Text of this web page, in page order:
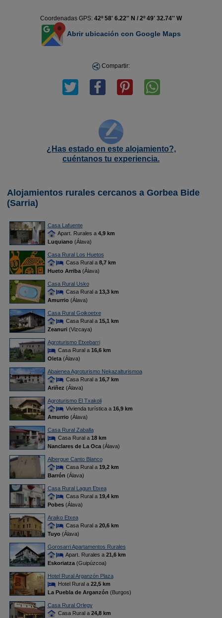
Coordenadas GPS: 42º 58' 6.22'' N / 2º 49' 32.74'' W
Abrir ubicación con Google Maps
Compartir:
¿Has estado en este alojamiento?,
cuéntanos tu experiencia.
Alojamientos rurales cercanos a Gorbea Bide
(Sarria)
Casa Lafuente
Apart. Rurales a 4,9 km
Luquiano(Álava)
Casa Rural Los Huetos
Casa Rural a 8,7 km
Hueto Arriba(Álava)
Casa Rural Usko
Casa Rural a 13,3 km
Amurrio(Álava)
Casa Rural Goikoetxe
Casa Rural a 15,1 km
Zeanuri(Vizcaya)
Agroturismo Etxebarri
Casa Rural a 16,6 km
Oleta(Álava)
Abaienea Agroturismo Nekazalturismoa
Casa Rural a 16,7 km
Ariñez (Álava)
Agroturismo El Txakoli
Vivienda turística a 16,9 km
Amurrio(Álava)
Casa Rural Zaballa
Casa Rural a 18 km
Nanclares de La Oca(Álava)
Albergue Canto Blanco
Casa Rural a 19,2 km
Barrón (Álava)
Casa Rural Lagun Etxea
Casa Rural a 19,4 km
Pobes(Álava)
Araiko Etxea
Casa Rural a 20,6 km
Tuyo(Álava)
Gorosarri Apartamentos Rurales
Apart. Rurales a 21,6 km
Eskoriatza(Guipúzcoa)
Hotel Rural Arganzón Plaza
Hotel Rural a 22,5 km
La Puebla de Arganzón (Burgos)
Casa Rural Orlegy
Casa Rural a 24,8 km